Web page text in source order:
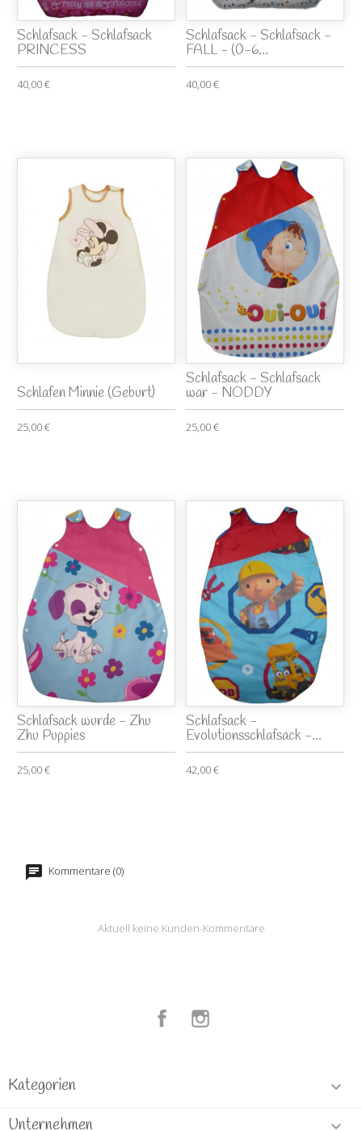
Schlafsack - Schlafsack
PRINCESS
40,00 €
Schlafsack - Schlafsack -
FALL - (0-6...
40,00 €
Schlafen Minnie (Geburt)
25,00 €
Schlafsack - Schlafsack
war - NODDY
25,00 €
Schlafsack wurde - Zhu
Zhu Puppies
25,00 €
Schlafsack -
Evolutionsschlafsack -...
42,00 €
Kommentare (0)
Aktuell keine Kunden-Kommentare
Facebook
Kategorien 
Unternehmen 